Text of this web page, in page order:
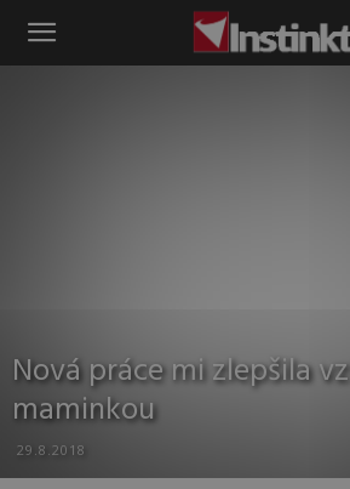
Instinkt
Nová práce mi zlepšila
maminkou
29.8.2018